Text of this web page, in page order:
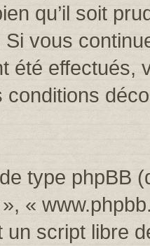
qu’il soit
vous
été effectués,
conditions
type phpBB
«
un script libre